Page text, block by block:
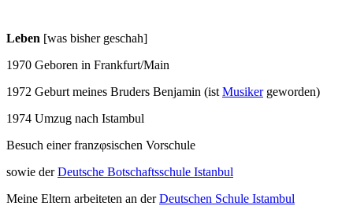
Leben [was bisher geschah]
1970 Geboren in Frankfurt/Main
1972 Geburt meines Bruders Benjamin (ist Musikergeworden)
1974 Umzug nach Istambul
Besuch einer franzφsischen Vorschule
sowie derDeutsche Botschaftsschule Istanbul
Meine Eltern arbeiteten an derDeutschen Schule Istambul